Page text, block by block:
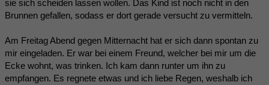
sie sich scheiden lassen wollen. Das Kind ist noch nicht in den
Brunnen gefallen, sodass er dort gerade versucht zu vermitteln.
Am Freitag Abend gegen Mitternacht hat er sich dann spontan zu
mir eingeladen. Er war bei einem Freund, welcher bei mir um die
Ecke wohnt, was trinken. Ich kam dann runter um ihn zu
empfangen. Es regnete etwas und ich liebe Regen, weshalb ich